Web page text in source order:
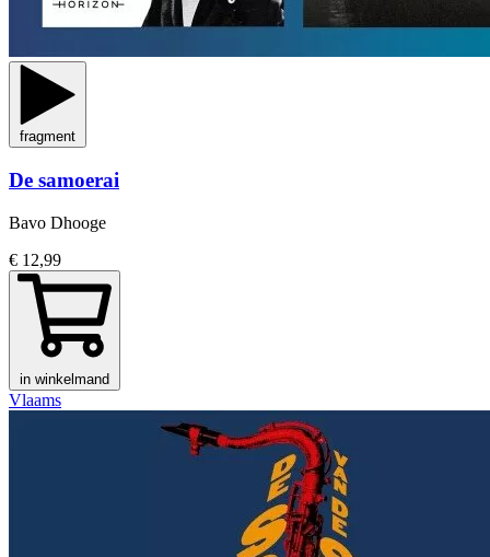
fragment
De samoerai
Bavo Dhooge
€ 12,99
in winkelmand
Vlaams